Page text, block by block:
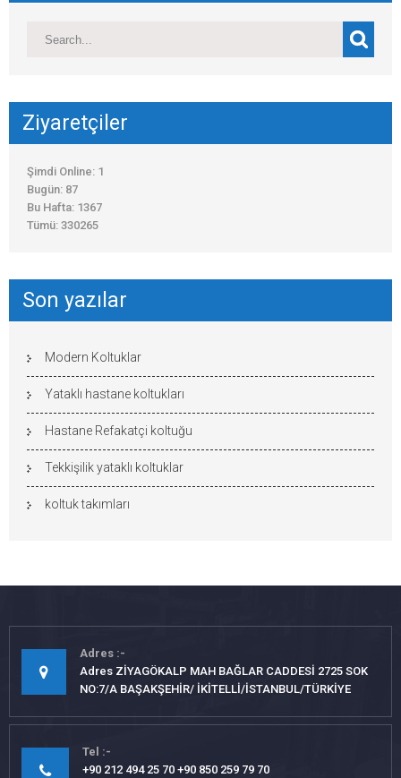
Ziyaretçiler
Şimdi Online: 1
Bugün: 87
Bu Hafta: 1367
Tümü: 330265
Son yazılar
Modern Koltuklar
Yataklı hastane koltukları
Hastane Refakatçi koltuğu
Tekkişilik yataklı koltuklar
koltuk takımları
Adres
Adres ZİYAGÖKALP MAH BAĞLAR CADDESİ 2725 SOK
NO:7/A BAŞAKŞEHİR/ İKİTELLİ/İSTANBUL/TÜRKİYE
Tel
+90 212 494 25 70 +90 850 259 79 70